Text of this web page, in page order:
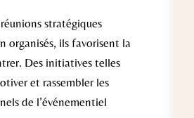
stratégiques
organisés, ils favorisent la
Des initiatives telles
et rassembler les
de l’événementiel